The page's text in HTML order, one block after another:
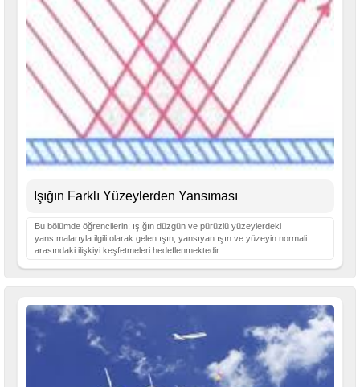
Işığın Farklı Yüzeylerden Yansıması
Bu bölümde öğrencilerin; ışığın düzgün ve pürüzlü yüzeylerdeki
yansımalarıyla ilgili olarak gelen ışın, yansıyan ışın ve yüzeyin normali
arasındaki ilişkiyi keşfetmeleri hedeflenmektedir.